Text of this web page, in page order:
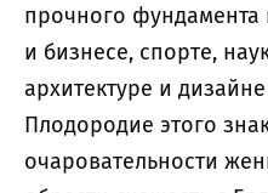
прочного
и бизнесе, спорте,
архитектуре и
Плодородие этого
очаровательности